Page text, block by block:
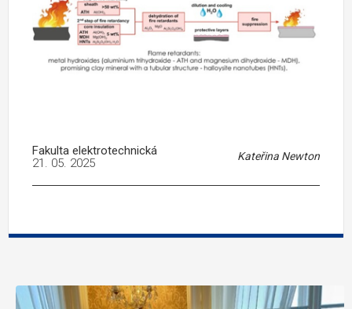
Fakulta elektrotechnická Kateřina Newton
21. 05. 2025